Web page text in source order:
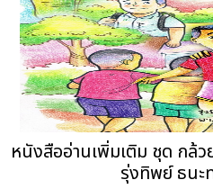
หนังสืออ่านเพิ่มเติม ชุด กล้
รุ่งทิพย์ ธน